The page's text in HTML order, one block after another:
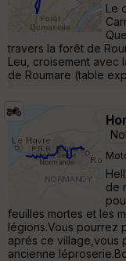
Le
travers la forêt de
Leu, croisement avec
de Roumare (table
de
feuilles mortes et les
légions.Vous pourrez
aprés ce village,vous
ancienne